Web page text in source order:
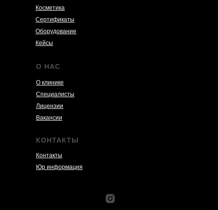
Косметика
Сертификаты
Оборудование
Кейсы
О НАС
О клинике
Специалисты
Лицензии
Вакансии
КОНТАКТЫ
Контакты
Юр информация